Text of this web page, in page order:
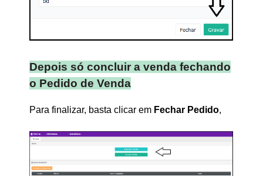
Depois só concluir a venda fechando
o Pedido de Venda
Para finalizar, basta clicar em Fechar Pedido,